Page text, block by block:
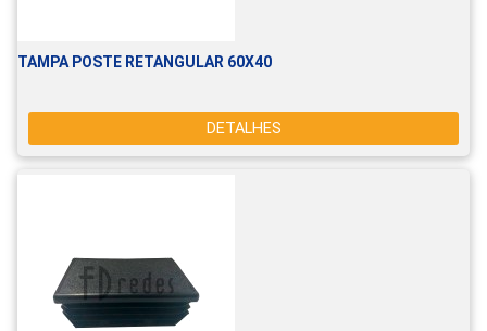
TAMPA POSTE RETANGULAR 60X40
DETALHES